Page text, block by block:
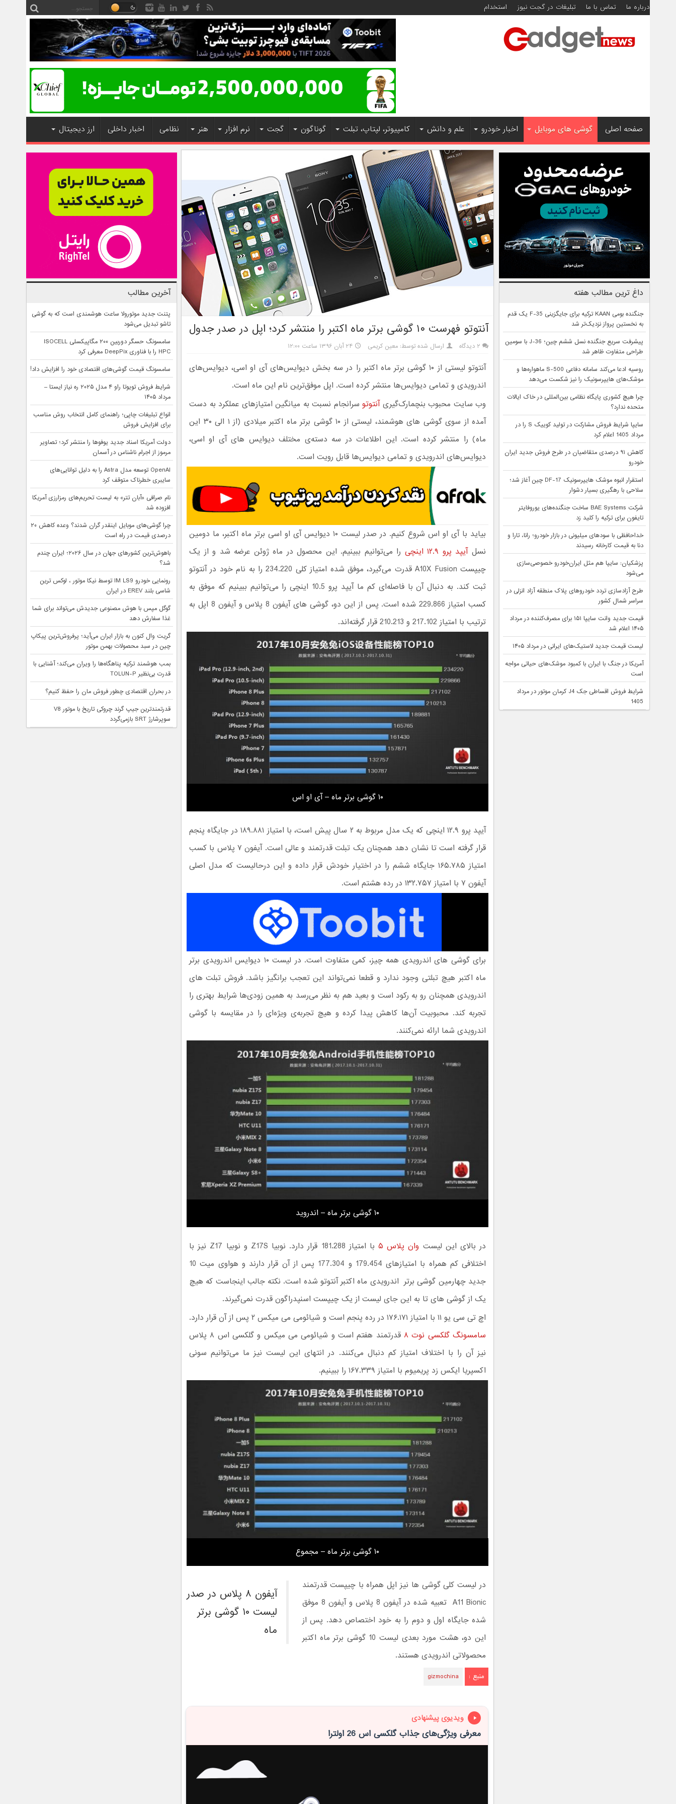
درباره ما تماس با ما تبلیغات در گجت نیوز استخدام
صفحه اصلی گوشی های موبایل اخبار خودرو علم و دانش کامپیوتر، لپتاپ، تبلت گوناگون گجت نرم افزار هنر نظامی اخبار داخلی ارز دیجیتال
آنتوتو فهرست ۱۰ گوشی برتر ماه اکتبر را منتشر کرد؛ اپل در صدر جدول
۲ دیدگاه ارسال شده توسط: معین کریمی ۲۴ آبان ۱۳۹۶ ساعت ۱۲:۰۰
آنتوتو لیستی از ۱۰ گوشی برتر ماه اکتبر را در سه بخش دیوایس‌های آی او اسی، دیوایس‌های
اندرویدی و تمامی دیوایس‌ها منتشر کرده است. اپل موفق‌ترین نام این ماه است.
وب سایت محبوب بنچمارک‌گیریآنتوتو سرانجام نسبت به میانگین امتیازهای عملکرد به دست
آمده از سوی گوشی های هوشمند، لیستی از ۱۰ گوشی برتر ماه اکتبر میلادی (از ۱ الی ۳۰ این
ماه) را منتشر کرده است. این اطلاعات در سه دسته‌ی مختلف دیوایس های آی او اسی،
دیوایس‌های اندرویدی و تمامی دیوایس‌ها قابل رویت است.
بیاید با آی او اس شروع کنیم. در صدر لیست ۱۰ دیوایس آی او اسی برتر ماه اکتبر، ما دومین
نسلآیپد پرو ۱۲.۹ اینچی
را می‌توانیم ببینیم. این محصول در ماه ژوئن عرضه شد و از یک
چیپست A10X Fusion قدرت می‌گیرد، موفق شده امتیاز کلی 234.220 را به نام خود در آنتوتو
ثبت کند. به دنبال آن با فاصله‌ای کم ما آیپد پرو 10.5 اینچی را می‌توانیم ببینیم که موفق به
کسب امتیاز 229.866 شده است. پس از این دو، گوشی های آیفون 8 پلاس و آیفون 8 اپل به
ترتیب با امتیاز 217.102 و 210.213 قرار گرفته‌اند.
۱۰ گوشی برتر ماه – آی او اس
آیپد پرو ۱۲.۹ اینچی که یک مدل مربوط به ۲ سال پیش است، با امتیاز ۱۸۹.۸۸۱ در جایگاه پنجم
قرار گرفته است تا نشان دهد همچنان یک تبلت قدرتمند و عالی است. آیفون ۷ پلاس با کسب
امتیاز ۱۶۵.۷۸۵ جایگاه ششم را در اختیار خودش قرار داده و این درحالیست که مدل اصلی
آیفون ۷ با امتیاز ۱۳۲.۷۵۷ در رده هشتم است.
برای گوشی های اندرویدی همه چیز، کمی متفاوت است. در لیست ۱۰ دیوایس اندرویدی برتر
ماه اکتبر هیچ تبلتی وجود ندارد و قطعا نمی‌تواند این تعجب برانگیز باشد. فروش تبلت های
اندرویدی همچنان رو به رکود است و بعید هم به نظر می‌رسد به همین زودی‌ها شرایط بهتری را
تجربه کند. محبوبیت آن‌ها کاهش پیدا کرده و هیچ تجربه‌ی ویژه‌ای را در مقایسه با گوشی
اندرویدی شما ارائه نمی‌کنند.
۱۰ گوشی برتر ماه – اندروید
در بالای این لیست وان پلاس ۵
با امتیاز 181.288 قرار دارد. نوبیا Z17S و نوبیا Z17 نیز با
اختلافی کم همراه با امتیازهای 179.454 و 177.304 پس از آن قرار دارند و هواوی میت 10
جدید چهارمین گوشی برتر اندرویدی ماه اکتبر آنتوتو شده است. نکته جالب اینجاست که هیچ
یک از گوشی های تا به این جای لیست از یک چیپست اسنپدراگون قدرت نمی‌گیرند.
اچ تی سی یو ۱۱ با امتیاز ۱۷۶.۱۷۱ در رده پنجم است و شیائومی می میکس ۲ پس از آن قرار دارد.
سامسونگ گلکسی نوت ۸
قدرتمند هفتم است و شیائومی می میکس و گلکسی اس ۸ پلاس
نیز آن را با اختلاف امتیاز کم دنبال می‌کنند. در انتهای این لیست نیز ما می‌توانیم سونی
اکسپریا ایکس زد پریمیوم با امتیاز ۱۶۷.۳۳۹ را ببینیم.
۱۰ گوشی برتر ماه – مجموع
آیفون ۸ پلاس در صدر
لیست ۱۰ گوشی برتر
ماه
در لیست کلی گوشی ها نیز اپل همراه با چیپست قدرتمند
A11 Bionic تعبیه شده در آیفون 8 پلاس و آیفون 8 موفق
شده جایگاه اول و دوم را به خود اختصاص دهد. پس از
این دو، هشت مورد بعدی لیست 10 گوشی برتر ماه اکتبر
محصولاتی اندرویدی هستند.
منبع : gizmochina
ویدیوی پیشنهادی
معرفی ویژگی‌های جذاب گلکسی اس 26 اولترا
داغ ترین مطالب هفته
جنگنده بومی KAAN ترکیه برای جایگزینی F-35 یک قدم
به نخستین پرواز نزدیک‌تر شد
پیشرفت سریع جنگنده نسل ششم چین؛ J-36 با سومین
طراحی متفاوت ظاهر شد
روسیه ادعا می‌کند سامانه دفاعی S-500 ماهواره‌ها و
موشک‌های هایپرسونیک را نیز شکست می‌دهد
چرا هیچ کشوری پایگاه نظامی بین‌المللی در خاک ایالات
متحده ندارد؟
سایپا شرایط فروش مشارکت در تولید کوییک S را در
مرداد 1405 اعلام کرد
کاهش ۹۱ درصدی متقاضیان در طرح فروش جدید ایران
خودرو
استقرار انبوه موشک هایپرسونیک DF-17 چین آغاز شد؛
سلاحی با رهگیری بسیار دشوار
شرکت BAE Systems ساخت جنگنده‌های یوروفایتر
تایفون برای ترکیه را کلید زد
خداحافظی با سودهای میلیونی در بازار خودرو؛ رانا، تارا و
دنا به قیمت کارخانه رسیدند
پزشکیان: سایپا هم مثل ایران‌خودرو خصوصی‌سازی
می‌شود
طرح آزادسازی تردد خودروهای پلاک منطقه آزاد انزلی در
سراسر شمال کشور
قیمت جدید وانت سایپا ۱۵۱ برای مصرف‌کننده در مرداد
۱۴۰۵ اعلام شد
لیست قیمت جدید لاستیک‌های ایرانی در مرداد ۱۴۰۵
آمریکا در جنگ با ایران با کمبود موشک‌های حیاتی مواجه
است
شرایط فروش اقساطی جک J4 کرمان موتور در مرداد
1405
آخرین مطالب
پتنت جدید موتورولا ساعت هوشمندی است که به گوشی
تاشو تبدیل می‌شود
سامسونگ حسگر دوربین ۲۰۰ مگاپیکسلی ISOCELL
HPC را با فناوری DeepPix معرفی کرد
سامسونگ قیمت گوشی‌های اقتصادی خود را افزایش داد!
شرایط فروش تویوتا راو ۴ مدل ۲۰۲۵ ره نیاز ایستا –
مرداد ۱۴۰۵
انواع تبلیغات چاپی؛ راهنمای کامل انتخاب روش مناسب
برای افزایش فروش
دولت آمریکا اسناد جدید یوفوها را منتشر کرد؛ تصاویر
مرموز از اجرام ناشناس در آسمان
OpenAI توسعه مدل Astra را به دلیل توانایی‌های
سایبری خطرناک متوقف کرد
نام صرافی «آبان‌ تتر» به لیست تحریم‌های رمزارزی آمریکا
افزوده شد
چرا گوشی‌های موبایل اینقدر گران شدند؟ وعده کاهش ۲۰
درصدی قیمت در راه است
باهوش‌ترین کشورهای جهان در سال ۲۰۲۶؛ ایران چندم
شد؟
رونمایی خودرو IM LS9 توسط نیکا موتور ، لوکس ترین
شاسی بلند EREV در ایران
گوگل مپس با هوش مصنوعی جدیدش می‌تواند برای شما
غذا سفارش دهد
گریت وال کنون به بازار ایران می‌آید؛ پرفروش‌ترین پیکاپ
چین در سبد محصولات بهمن موتور
بمب هوشمند ترکیه پناهگاه‌ها را ویران می‌کند؛ آشنایی با
قدرت بی‌نظیر TOLUN-P
در بحران اقتصادی چطور فروش مان را حفظ کنیم؟
قدرتمندترین جیپ گرند چروکی تاریخ با موتور V8
سوپرشارژ SRT بازمی‌گردد